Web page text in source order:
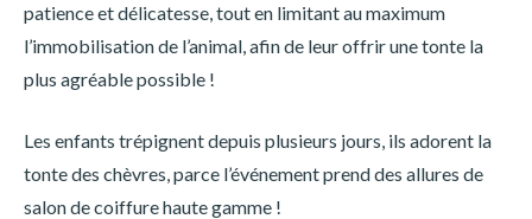
patience et délicatesse, tout en limitant au maximum
l’immobilisation de l’animal, afin de leur offrir une tonte la
plus agréable possible !
Les enfants trépignent depuis plusieurs jours, ils adorent la
tonte des chèvres, parce l’événement prend des allures de
salon de coiffure haute gamme !